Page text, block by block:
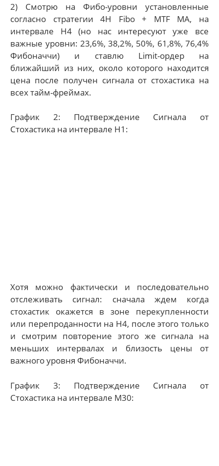
2) Смотрю на Фибо-уровни установленные
согласно стратегии 4H Fibo+ MTF
MA, на
интервале H4 (но нас интересуют уже все
важные уровни: 23,6%, 38,2%, 50%, 61,8%, 76,4%
Фибоначчи) и ставлю Limit-ордер на
ближайший из них, около которого находится
цена после получен сигнала от стохастика на
всех тайм-фреймах.
График 2: Подтверждение Сигнала от
Стохастика на интервале H1:
Хотя можно фактически и последовательно
отслеживать сигнал: сначала ждем когда
стохастик окажется в зоне перекупленности
или перепроданности на H4, после этого только
и смотрим повторение этого же сигнала на
меньших интервалах и близость цены от
важного уровня Фибоначчи.
График 3: Подтверждение Сигнала от
Стохастика на интервале M30: